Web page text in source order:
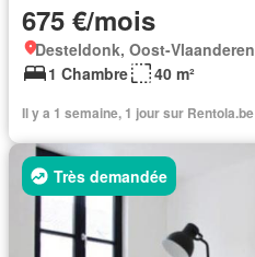
675 €/mois
Desteldonk, Oost-Vlaanderen
1 Chambre
40 m²
Il y a 1 semaine, 1 jour sur Rentola.be
Très demandée